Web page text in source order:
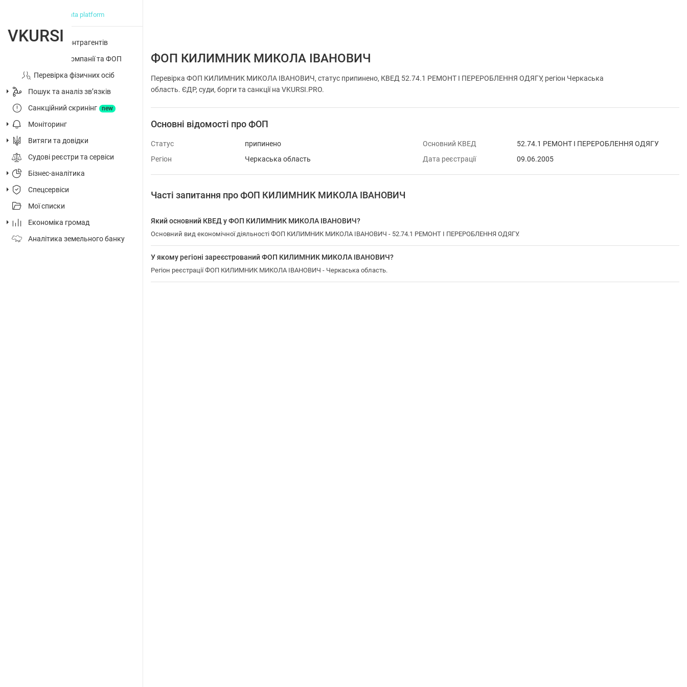
big data platform
Перевірка контрагентів
Досьє на компанії та ФОП
Перевірка фізичних осіб
Пошук та аналіз звʼязків
Санкційний скринінг
new
Моніторинг
Витяги та довідки
Судові реєстри та сервіси
Бізнес-аналітика
Спецсервіси
Мої списки
Економіка громад
Аналітика земельного банку
ФОП КИЛИМНИК МИКОЛА ІВАНОВИЧ
Перевірка ФОП КИЛИМНИК МИКОЛА ІВАНОВИЧ, статус припинено, КВЕД 52.74.1 РЕМОНТ І ПЕРЕРОБЛЕННЯ ОДЯГУ, регіон Черкаська
область. ЄДР, суди, борги та санкції на VKURSI.PRO.
Основні відомості про ФОП
Статус припинено Основний КВЕД
52.74.1 РЕМОНТ І ПЕРЕРОБЛЕННЯ ОДЯГУ
Регіон
Черкаська область Дата реєстрації 09.06.2005
Часті запитання про ФОП КИЛИМНИК МИКОЛА ІВАНОВИЧ
Який основний КВЕД у ФОП КИЛИМНИК МИКОЛА ІВАНОВИЧ?
Основний вид економічної діяльності ФОП КИЛИМНИК МИКОЛА ІВАНОВИЧ - 52.74.1 РЕМОНТ І ПЕРЕРОБЛЕННЯ ОДЯГУ.
У якому регіоні зареєстрований ФОП КИЛИМНИК МИКОЛА ІВАНОВИЧ?
Регіон реєстрації ФОП КИЛИМНИК МИКОЛА ІВАНОВИЧ - Черкаська область.
VKURSI